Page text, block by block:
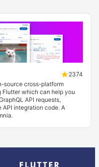
2374
source cross-platform
Flutter which can help you
API requests,
integration code. A